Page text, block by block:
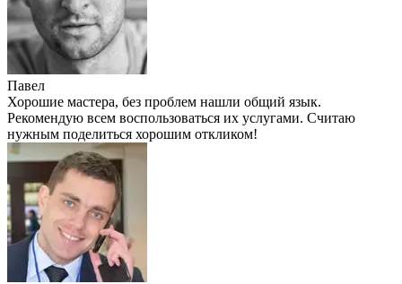
Павел
Хорошие мастера, без проблем нашли общий язык.
Рекомендую всем воспользоваться их услугами. Считаю
нужным поделиться хорошим откликом!